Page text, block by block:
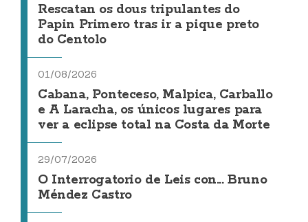
Rescatan os dous tripulantes do
Papin Primero tras ir a pique preto
do Centolo
01/08/2026
Cabana, Ponteceso, Malpica, Carballo
e A Laracha, os únicos lugares para
ver a eclipse total na Costa da Morte
29/07/2026
O Interrogatorio de Leis con... Bruno
Méndez Castro